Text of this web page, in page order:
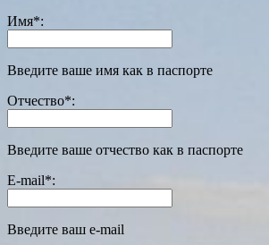
Имя*:
Введите ваше имя как в паспорте
Отчество*:
Введите ваше отчество как в паспорте
E-mail*:
Введите ваш e-mail